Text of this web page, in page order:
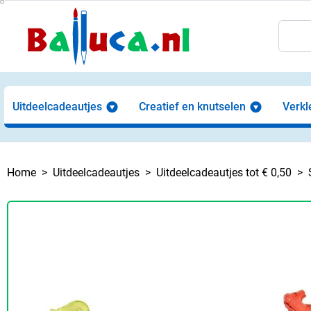
Uitdeelcadeautjes Creatief en knutselen
Home Uitdeelcadeautjes Uitdeelcadeautjes tot € 0,50